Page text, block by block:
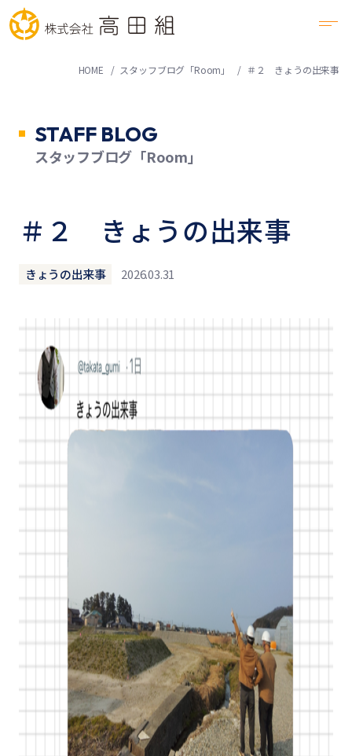
HOME スタッフブログ「Room」 ＃２ きょうの出来事
STAFF BLOG
スタッフブログ「Room」
＃２ きょうの出来事
きょうの出来事 2026.03.31